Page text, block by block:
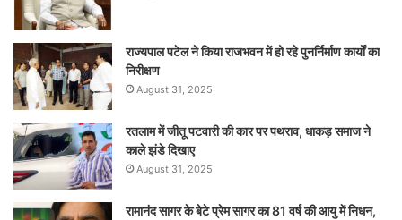
राज्यपाल पटेल ने किया राजभवन में हो रहे पुनर्निर्माण कार्यों का
निरीक्षण
August 31, 2025
रतलाम में जीतू पटवारी की कार पर पथराव, धाकड़ समाज ने
काले झंडे दिखाए
August 31, 2025
रामानंद सागर के बेटे प्रेम सागर का 81 वर्ष की आयु में निधन,